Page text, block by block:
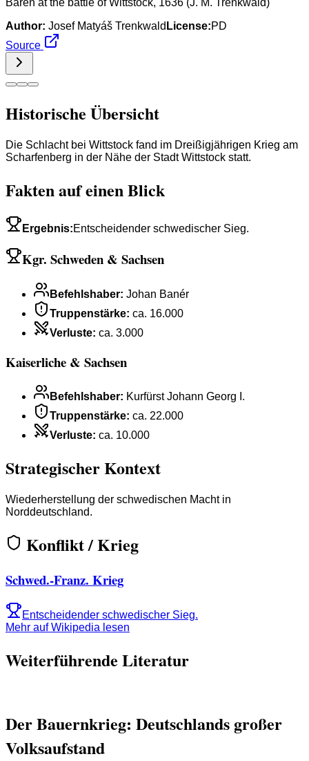
Author: Josef Matyáš Trenkwald License:PD
Source
Historische Übersicht
Die Schlacht bei Wittstock fand im Dreißigjährigen Krieg am
Scharfenberg in der Nähe der Stadt Wittstock statt.
Fakten auf einen Blick
Ergebnis:Entscheidender schwedischer Sieg.
Kgr. Schweden & Sachsen
Befehlshaber: Johan Banér
Truppenstärke: ca. 16.000
Verluste: ca. 3.000
Kaiserliche & Sachsen
Befehlshaber: Kurfürst Johann Georg I.
Truppenstärke: ca. 22.000
Verluste: ca. 10.000
Strategischer Kontext
Wiederherstellung der schwedischen Macht in
Norddeutschland.
Konflikt / Krieg
Schwed.-Franz. Krieg
Entscheidender schwedischer Sieg.
Mehr auf Wikipedia lesen
Weiterführende Literatur
Der Bauernkrieg: Deutschlands großer
Volksaufstand